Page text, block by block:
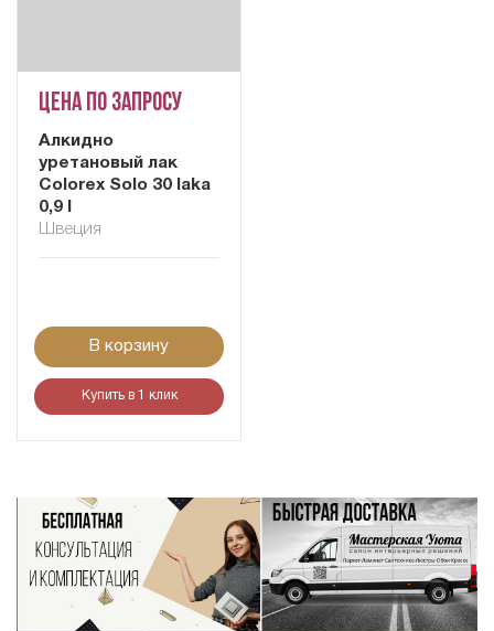
Цена по запросу
Алкидно
уретановый лак
Colorex Solo 30 laka
0,9 l
Швеция
В корзину
Купить в 1 клик